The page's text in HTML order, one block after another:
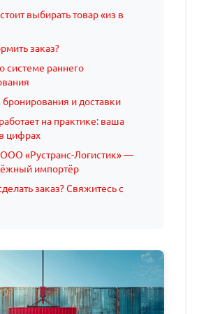
выбирать товар «из в
заказ?
системе раннего
бронирования и доставки
на практике: ваша
цифрах
«Рустранс-Логистик» —
импортёр
заказ? Свяжитесь с